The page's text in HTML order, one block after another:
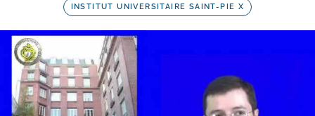
INSTITUT UNIVERSITAIRE SAINT-PIE X